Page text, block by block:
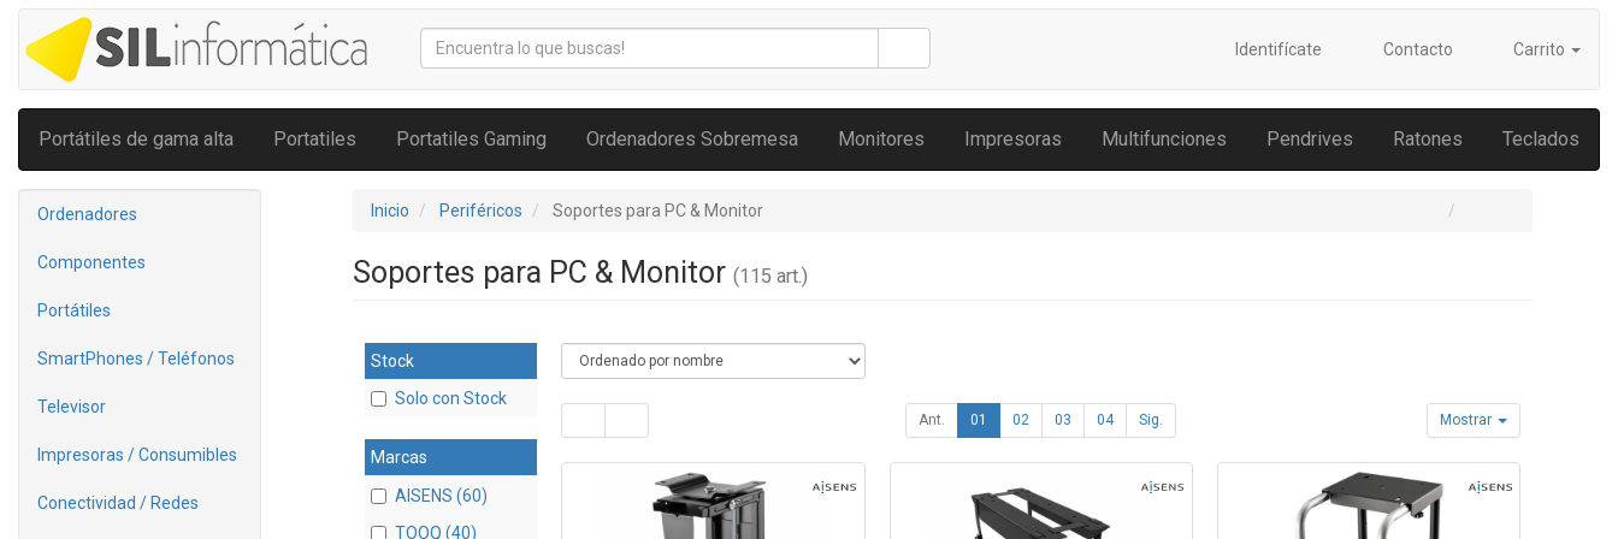
Identifícate Contacto Carrito
Portátiles de gama alta Portatiles Portatiles Gaming Ordenadores Sobremesa Monitores Impresoras Multifunciones Pendrives Ratones Teclados
Ordenadores
Componentes
Portátiles
SmartPhones / Teléfonos
Televisor
Impresoras / Consumibles
Conectividad / Redes
Inicio Periféricos Soportes para PC & Monitor
Soportes para PC & Monitor (115 art.)
Stock
Solo con Stock
Marcas
AISENS (60)
TOOQ (40)
Ant. 01 02 03 04 Sig. Mostrar